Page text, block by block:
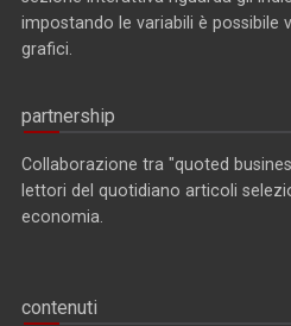
impostando le variabili è possibile
grafici.
partnership
Collaborazione tra "quoted
lettori del quotidiano articoli
economia.
contenuti